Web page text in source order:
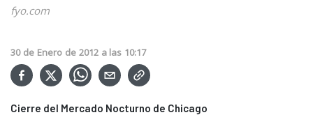
fyo.com
30 de Enero de 2012 a las 10:17
Cierre del Mercado Nocturno de Chicago